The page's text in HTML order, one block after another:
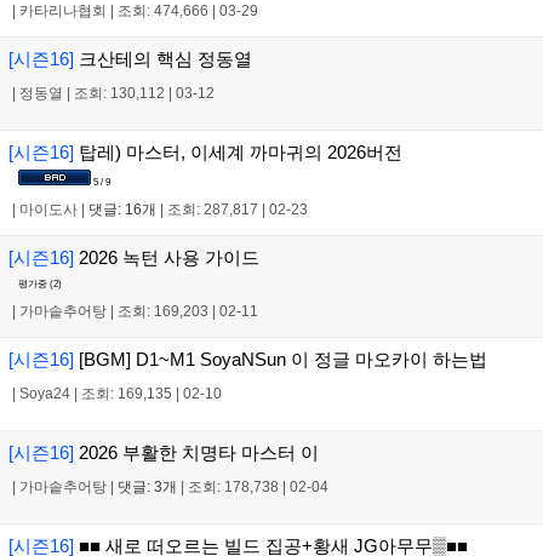
| 카타리나협회 | 조회: 474,666 | 03-29
[시즌16] 크산테의 핵심 정동열
| 정동열 | 조회: 130,112 | 03-12
[시즌16] 탑레) 마스터, 이세계 까마귀의 2026버전
5 / 9
마이도사 댓글: 16개 조회: 287,817 02-23
[시즌16] 2026 녹턴 사용 가이드
평가중 (2)
| 가마솥추어탕 | 조회: 169,203 | 02-11
[시즌16] [BGM] D1~M1 SoyaNSun 이 정글 마오카이 하는법
| Soya24 | 조회: 169,135 | 02-10
[시즌16] 2026 부활한 치명타 마스터 이
| 가마솥추어탕 | 댓글: 3개 | 조회: 178,738 | 02-04
[시즌16] ■■ 새로 떠오르는 빌드 집공+황새 JG아무무▒■■